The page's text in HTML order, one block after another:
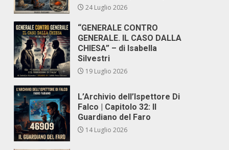
24 Luglio 2026
“GENERALE CONTRO
GENERALE. IL CASO DALLA
CHIESA” – di Isabella
Silvestri
19 Luglio 2026
L’Archivio dell’Ispettore Di
Falco | Capitolo 32: Il
Guardiano del Faro
14 Luglio 2026